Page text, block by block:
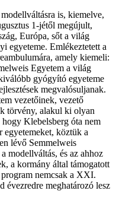
is, kiemelve,
1-jétől megújult,
Európa, sőt a világ
egyeteme. Emlékeztetett a
amely kiemeli:
Egyetem a világ
gyógyító egyeteme
megvalósuljanak.
vezetőinek, vezető
törvény, alakul ki olyan
Klebelsberg óta nem
egyetemeket, köztük a
lévő Semmelweis
modellváltás, és az ahhoz
a kormány által támogatott
nemcsak a XXI.
évezredre meghatározó lesz